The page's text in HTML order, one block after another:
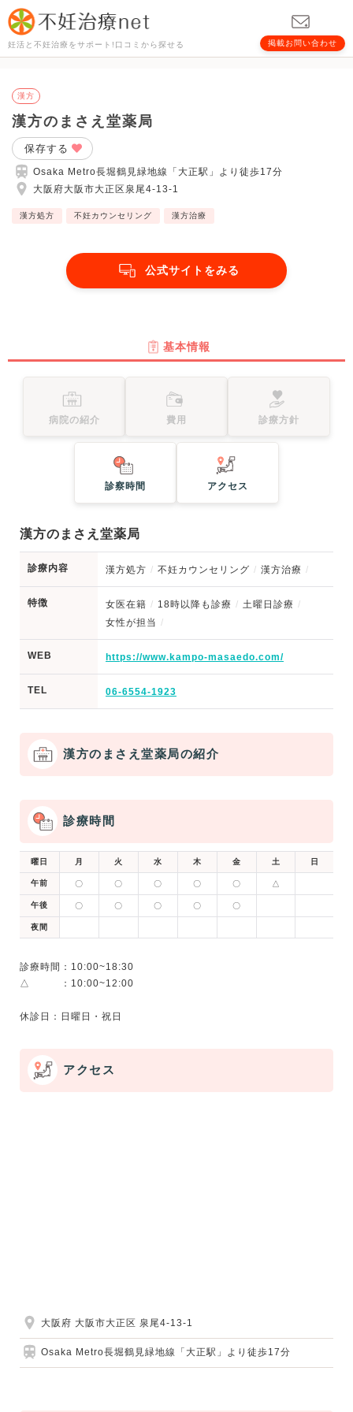
妊活と不妊治療をサポート!口コミから探せる 掲載お問い合わせ
漢方
漢方のまさえ堂薬局
保存する
Osaka Metro長堀鶴見緑地線「大正駅」より徒歩17分
大阪府大阪市大正区泉尾4-13-1
漢方処方 不妊カウンセリング 漢方治療
公式サイトをみる
基本情報
病院の紹介 費用 診療方針
診察時間 アクセス
漢方のまさえ堂薬局
診療内容 漢方処方 不妊カウンセリング 漢方治療
特徴 女医在籍 18時以降も診療
土曜日診療
女性が担当
WEB https://www.kampo-masaedo.com/
TEL 06-6554-1923
漢方のまさえ堂薬局の紹介
診療時間
曜日 月 火 水 木 金 土 日
午前 〇 〇 〇 〇 〇 △
午後 〇 〇 〇 〇 〇
夜間
診療時間：10:00~18:30
△ ：10:00~12:00
アクセス
大阪府 大阪市大正区 泉尾4-13-1
Osaka Metro長堀鶴見緑地線「大正駅」より徒歩17分